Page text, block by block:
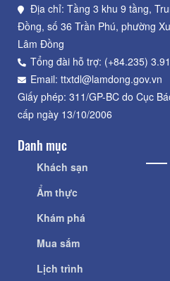
Địa chỉ: Tầng 3 khu 9 tầng,
Đồng, số 36 Trần Phú, phường
Lâm Đồng
Tổng đài hỗ trợ: (+84.235)
Email: ttxtdl@lamdong.gov.vn
Giấy phép: 311/GP-BC do Cục
cấp ngày 13/10/2006
Danh mục
Khách sạn
Ẩm thực
Khám phá
Mua sắm
Lịch trình